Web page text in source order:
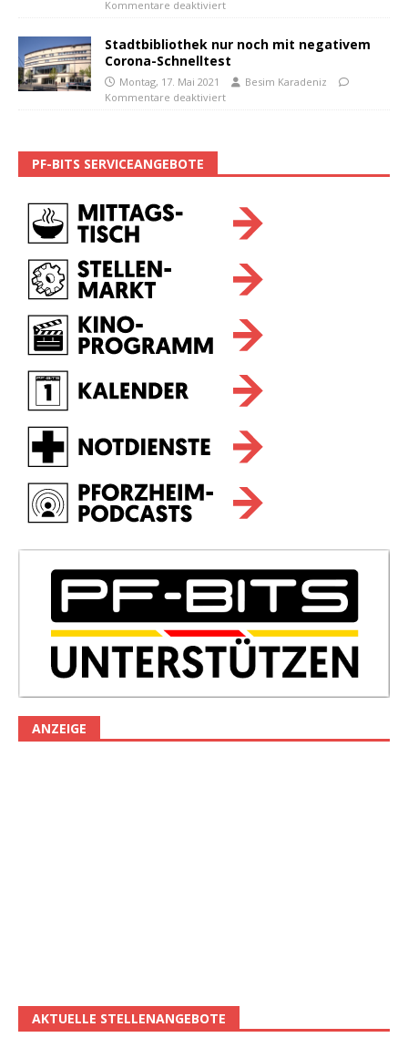
Kommentare deaktiviert
Stadtbibliothek nur noch mit negativem
Corona-Schnelltest
Montag, 17. Mai 2021
Besim Karadeniz
Kommentare deaktiviert
PF-BITS SERVICEANGEBOTE
ANZEIGE
AKTUELLE STELLENANGEBOTE